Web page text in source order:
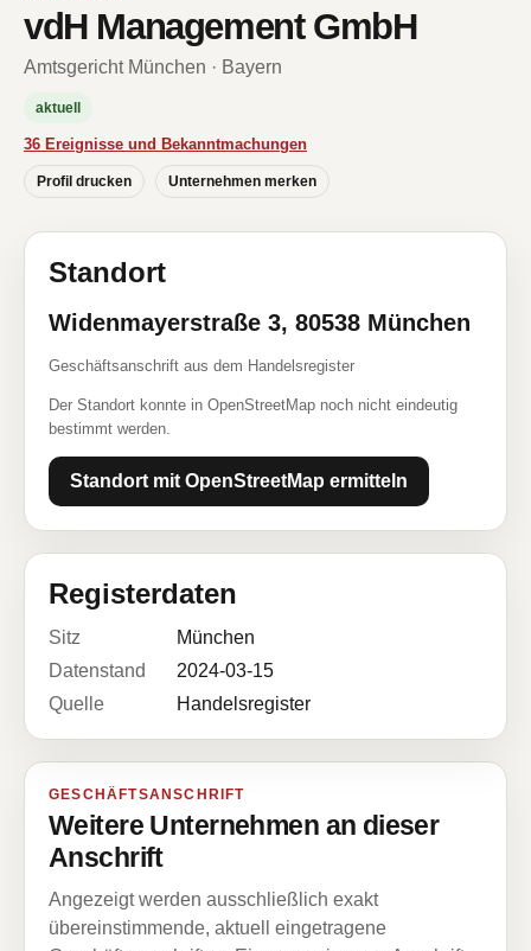
vdH Management GmbH
Amtsgericht München · Bayern
aktuell
36 Ereignisse und Bekanntmachungen
Profil drucken Unternehmen merken
Standort
Widenmayerstraße 3, 80538 München
Geschäftsanschrift aus dem Handelsregister
Der Standort konnte in OpenStreetMap noch nicht eindeutig
bestimmt werden.
Standort mit OpenStreetMap ermitteln
Registerdaten
Sitz
München
Datenstand
2024-03-15
Quelle
Handelsregister
GESCHÄFTSANSCHRIFT
Weitere Unternehmen an dieser
Anschrift
Angezeigt werden ausschließlich exakt
übereinstimmende, aktuell eingetragene